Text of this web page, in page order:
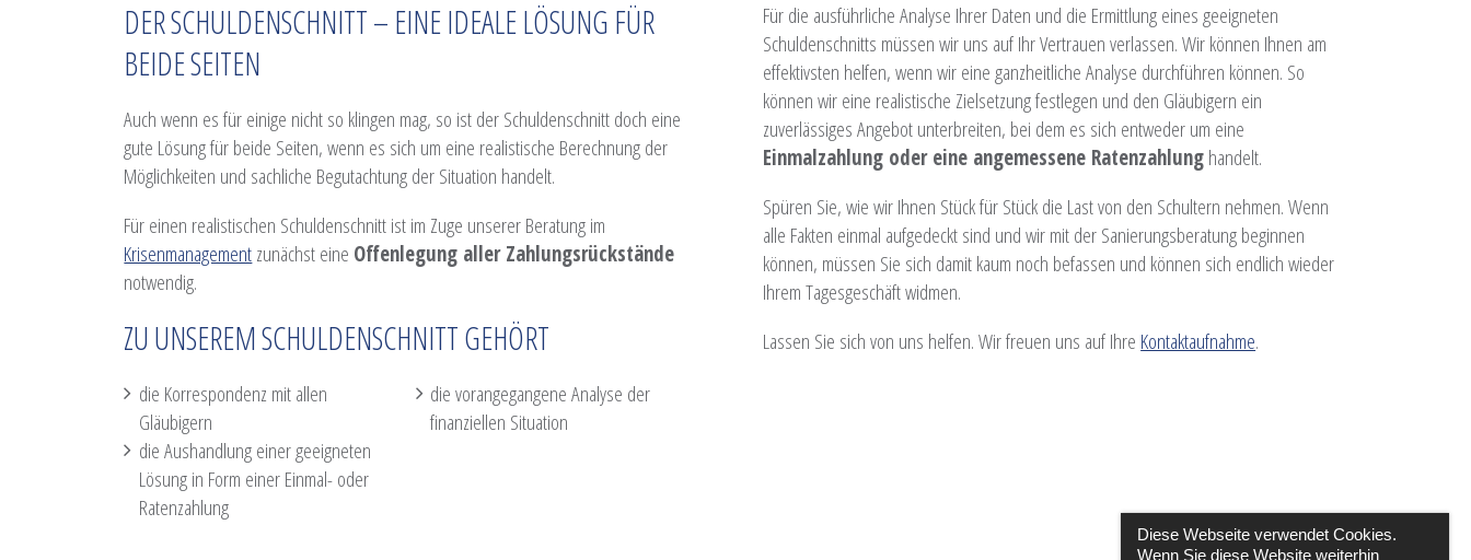
Diese Webseite verwendet Cookies.
Wenn Sie diese Website weiterhin
DER SCHULDENSCHNITT – EINE IDEALE LÖSUNG FÜR
BEIDE SEITEN
Auch wenn es für einige nicht so klingen mag, so ist der Schuldenschnitt doch eine
gute Lösung für beide Seiten, wenn es sich um eine realistische Berechnung der
Möglichkeiten und sachliche Begutachtung der Situation handelt.
Für einen realistischen Schuldenschnitt ist im Zuge unserer Beratung im
Krisenmanagementzunächst eine Offenlegung aller Zahlungsrückstände
notwendig.
ZU UNSEREM SCHULDENSCHNITT GEHÖRT
die Korrespondenz mit allen
Gläubigern
die vorangegangene Analyse der
finanziellen Situation
die Aushandlung einer geeigneten
Lösung in Form einer Einmal- oder
Ratenzahlung
Für die ausführliche Analyse Ihrer Daten und die Ermittlung eines geeigneten
Schuldenschnitts müssen wir uns auf Ihr Vertrauen verlassen. Wir können Ihnen am
effektivsten helfen, wenn wir eine ganzheitliche Analyse durchführen können. So
können wir eine realistische Zielsetzung festlegen und den Gläubigern ein
zuverlässiges Angebot unterbreiten, bei dem es sich entweder um eine
Einmalzahlung oder eine angemessene Ratenzahlunghandelt.
Spüren Sie, wie wir Ihnen Stück für Stück die Last von den Schultern nehmen. Wenn
alle Fakten einmal aufgedeckt sind und wir mit der Sanierungsberatung beginnen
können, müssen Sie sich damit kaum noch befassen und können sich endlich wieder
Ihrem Tagesgeschäft widmen.
Lassen Sie sich von uns helfen. Wir freuen uns auf Ihre Kontaktaufnahme.